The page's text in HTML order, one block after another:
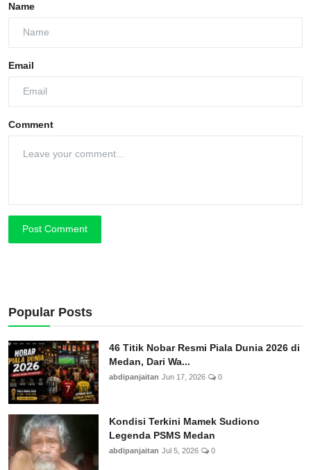
Name
Email
Comment
Post Comment
Popular Posts
46 Titik Nobar Resmi Piala Dunia 2026 di
Medan, Dari Wa...
abdipanjaitan Jun 17, 2026 0
Kondisi Terkini Mamek Sudiono
Legenda PSMS Medan
abdipanjaitan Jul 5, 2026 0